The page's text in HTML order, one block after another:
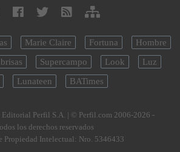
Marie Claire Fortuna
Hombre
Supercampo Look
Luz
Lunateen BATimes
Perfil S.A. | © Perfil.com 2006-2026 -
los derechos reservados
Propiedad Intelectual: Nro. 5346433